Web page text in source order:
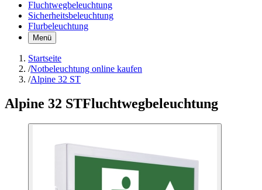
Fluchtwegbeleuchtung
Sicherheitsbeleuchtung
Flurbeleuchtung
Menü
Startseite
/Notbeleuchtung online kaufen
/Alpine 32 ST
Alpine 32 STFluchtwegbeleuchtung